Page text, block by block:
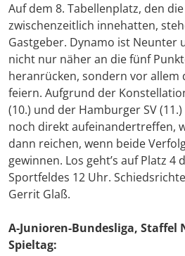
Auf dem 8. Tabellenplatz, den
zwischenzeitlich innehatten,
Gastgeber. Dynamo ist Neunter
nicht nur näher an die fünf
heranrücken, sondern vor allem
feiern. Aufgrund der
(10.) und der Hamburger SV
noch direkt aufeinandertreffen,
dann reichen, wenn beide
gewinnen. Los geht’s auf Platz 4
Sportfeldes 12 Uhr.
Gerrit Glaß.
A-Junioren-Bundesliga, Staffel
Spieltag: